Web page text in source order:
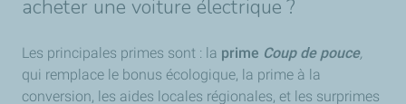
acheter une voiture électrique ?
Les principales primes sont : la prime Coup de pouce,
qui remplace le bonus écologique, la prime à la
conversion, les aides locales régionales, et les surprimes